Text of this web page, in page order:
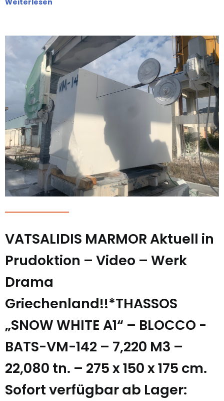
Weiterlesen
VATSALIDIS MARMOR Aktuell in
Prudoktion – Video – Werk
Drama
Griechenland!!*THASSOS
„SNOW WHITE A1“ – BLOCCO -
BATS-VM-142 – 7,220 M3 –
22,080 tn. – 275 x 150 x 175 cm.
Sofort verfügbar ab Lager: